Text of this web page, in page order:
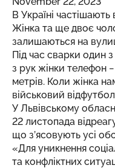
В Україні частішають
Жінка та ще двоє
залишаються на
Під час сварки один
з рук жінки телефон −
метрів. Коли жінка
військовий
У Львівському
22 листопада
що з’ясовують усі
«Для уникнення
та конфліктних